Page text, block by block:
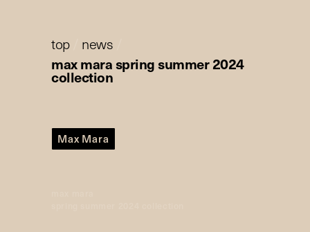
top/ news
max mara spring summer 2024
collection
Max Mara